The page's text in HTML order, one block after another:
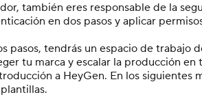
también eres responsable de la
en dos pasos y aplicar
pasos, tendrás un espacio de trabajo
tu marca y escalar la producción en
a HeyGen. En los